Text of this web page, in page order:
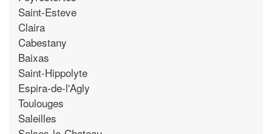
Saint-Esteve
Claira
Cabestany
Baixas
Saint-Hippolyte
Espira-de-l'Agly
Toulouges
Saleilles